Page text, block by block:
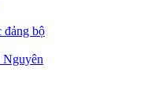
đảng bộ